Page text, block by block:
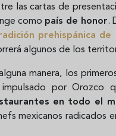
las cartas de
como país de honor.
prehispánica de
algunos de los
manera, los
por Orozco
en todo el
mexicanos radicados